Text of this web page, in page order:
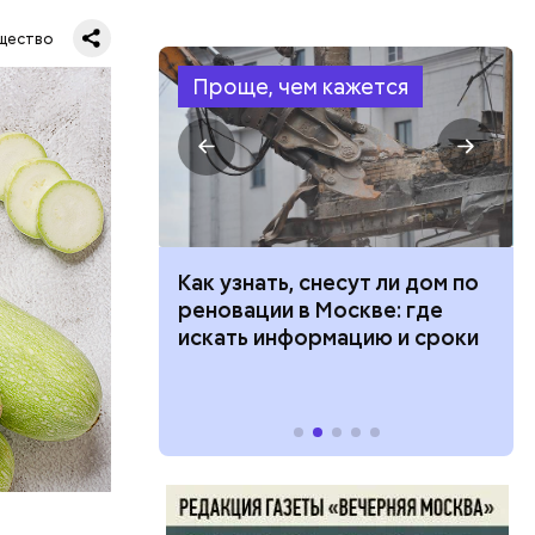
без
день, и
Проще, чем кажется
тысяч
при
кто может
нужны
Как узнать, снесут ли дом по
реновации в Москве: где
искать информацию и сроки